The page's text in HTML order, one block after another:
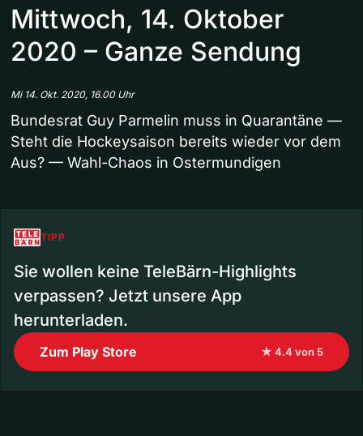
Mittwoch, 14. Oktober
2020 – Ganze Sendung
Mi 14. Okt. 2020, 16.00 Uhr
Bundesrat Guy Parmelin muss in Quarantäne —
Steht die Hockeysaison bereits wieder vor dem
Aus? — Wahl-Chaos in Ostermundigen
TIPP
Sie wollen keine TeleBärn-Highlights
verpassen? Jetzt unsere App
herunterladen.
Zum Play Store ★ 4.4 von 5